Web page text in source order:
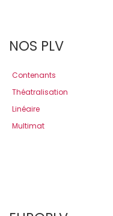
NOS PLV
Contenants
Théatralisation
Linéaire
Multimat